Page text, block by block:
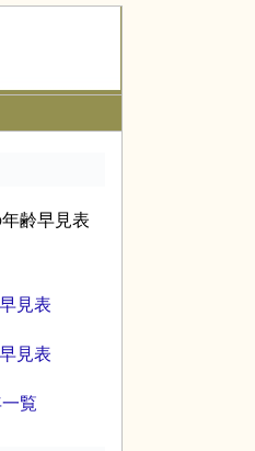
齢早見表
見表
見表
覧